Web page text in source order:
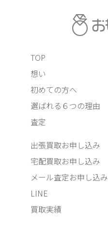
TOP
想い
初めての方へ
選ばれる６つの理由
査定
出張買取お申し込み
宅配買取お申し込み
メール査定お申し込み
LINE
買取実績